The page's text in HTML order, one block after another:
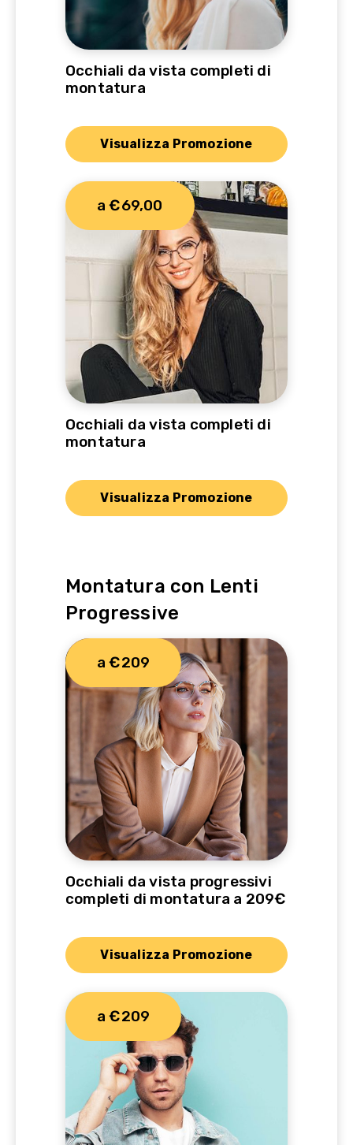
Occhiali da vista completi di
montatura
Visualizza Promozione
a €69,00
Occhiali da vista completi di
montatura
Visualizza Promozione
Montatura con Lenti
Progressive
a €209
Occhiali da vista progressivi
completi di montatura a 209€
Visualizza Promozione
a €209